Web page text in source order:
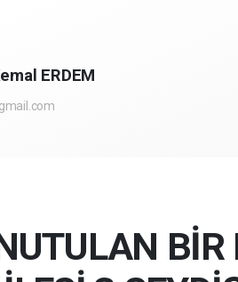
ERDEM
BİR